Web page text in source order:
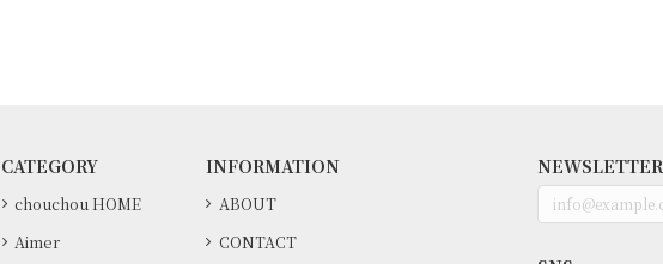
CATEGORY
chouchou HOME
Aimer
INFORMATION
ABOUT
CONTACT
NEWSLETTER